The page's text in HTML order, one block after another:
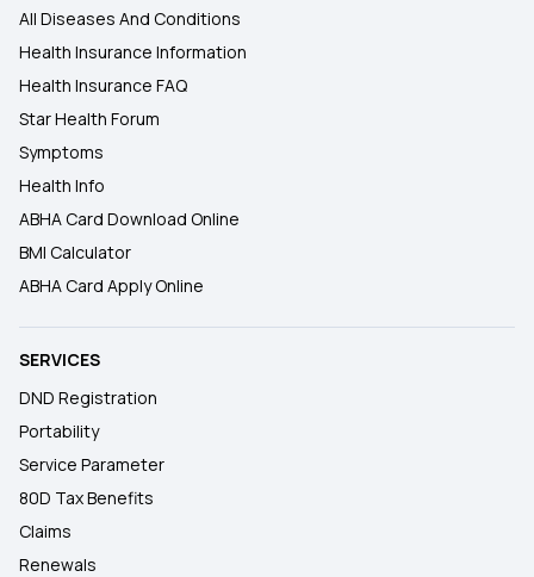
All Diseases And Conditions
Health Insurance Information
Health Insurance FAQ
Star Health Forum
Symptoms
Health Info
ABHA Card Download Online
BMI Calculator
ABHA Card Apply Online
SERVICES
DND Registration
Portability
Service Parameter
80D Tax Benefits
Claims
Renewals